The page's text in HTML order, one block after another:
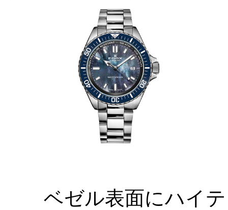
ベゼル表面にハイテ